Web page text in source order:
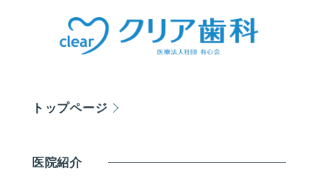
トップページ
医院紹介